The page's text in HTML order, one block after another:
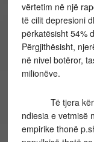
vërtetim në një
të cilit depresioni
përkatësisht 54%
Përgjithësisht,
në nivel botëror,
milionëve.
Të tjera
ndiesia e vetmisë
empirike thonë